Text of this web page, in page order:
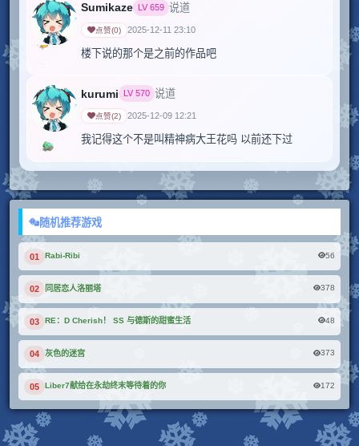
当前评论包含部分剧透
点击查看完整内容。
Sumikaze LV659 说道
点赞(0) 2025-12-11 23:10
楼下说的那个是之前的作品吧
kurumi LV570 说道
点赞(2) 2025-12-09 12:21
我记得这个不是叫精神病大王花吗 以前还下过
随机推荐游戏
01 Rabi-Ribi 56
02 同居恋人洛丽塔 378
03 RE：D Cherish！ SS 与德斯的甜蜜生活 48
04 灰色的迷宫 373
05 Liber7献给在永劫终末等待着的你 172